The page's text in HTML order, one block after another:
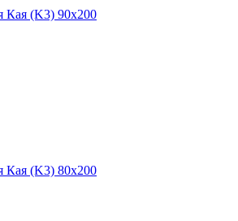
Кая (K3) 90х200
Кая (K3) 80х200